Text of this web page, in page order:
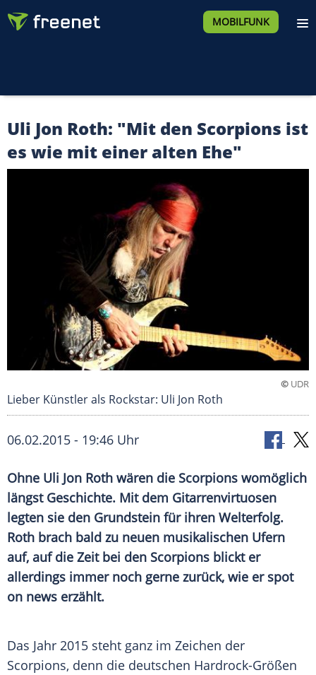
MOBILFUNK
Uli Jon Roth: "Mit den Scorpions ist
es wie mit einer alten Ehe"
© UDR
Lieber Künstler als Rockstar: Uli Jon Roth
06.02.2015 - 19:46 Uhr
Ohne Uli Jon Roth wären die Scorpions womöglich
längst Geschichte. Mit dem Gitarrenvirtuosen
legten sie den Grundstein für ihren Welterfolg.
Roth brach bald zu neuen musikalischen Ufern
auf, auf die Zeit bei den Scorpions blickt er
allerdings immer noch gerne zurück, wie er spot
on news erzählt.
Das Jahr 2015 steht ganz im Zeichen der
Scorpions, denn die deutschen Hardrock-Größen